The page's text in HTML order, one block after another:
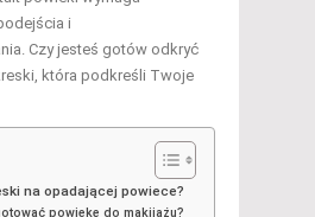
i
Czy jesteś gotów odkryć
która podkreśli Twoje
na opadającej powiece?
powiekę do makijażu?